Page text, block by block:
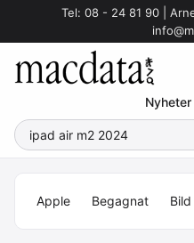
Tel: 08 - 24 81 90 |
Nyheter
Apple Begagnat